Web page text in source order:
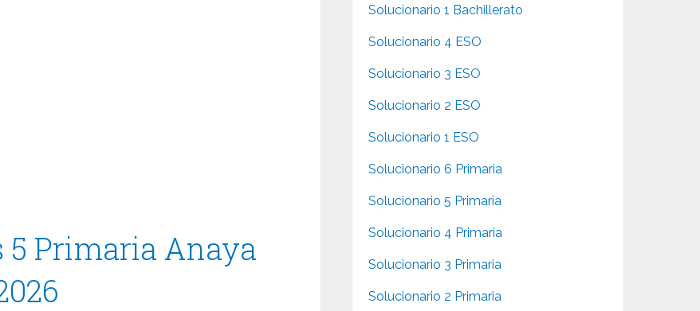
5 Primaria Anaya
Solucionario 1 Bachillerato
Solucionario 4 ESO
Solucionario 3 ESO
Solucionario 2 ESO
Solucionario 1 ESO
Solucionario 6 Primaria
Solucionario 5 Primaria
Solucionario 4 Primaria
Solucionario 3 Primaria
Solucionario 2 Primaria